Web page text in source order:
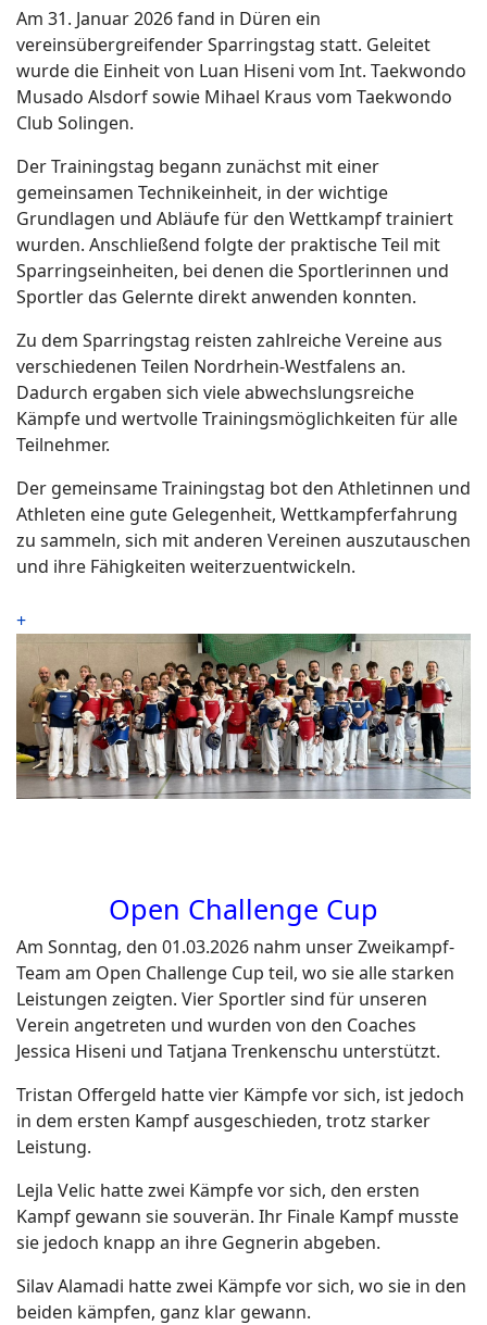
Am 31. Januar 2026 fand in Düren ein
vereinsübergreifender Sparringstag statt. Geleitet
wurde die Einheit von Luan Hiseni vom Int. Taekwondo
Musado Alsdorf sowie Mihael Kraus vom Taekwondo
Club Solingen.
Der Trainingstag begann zunächst mit einer
gemeinsamen Technikeinheit, in der wichtige
Grundlagen und Abläufe für den Wettkampf trainiert
wurden. Anschließend folgte der praktische Teil mit
Sparringseinheiten, bei denen die Sportlerinnen und
Sportler das Gelernte direkt anwenden konnten.
Zu dem Sparringstag reisten zahlreiche Vereine aus
verschiedenen Teilen Nordrhein-Westfalens an.
Dadurch ergaben sich viele abwechslungsreiche
Kämpfe und wertvolle Trainingsmöglichkeiten für alle
Teilnehmer.
Der gemeinsame Trainingstag bot den Athletinnen und
Athleten eine gute Gelegenheit, Wettkampferfahrung
zu sammeln, sich mit anderen Vereinen auszutauschen
und ihre Fähigkeiten weiterzuentwickeln.
+
Open Challenge Cup
Am Sonntag, den 01.03.2026 nahm unser Zweikampf-
Team am Open Challenge Cup teil, wo sie alle starken
Leistungen zeigten. Vier Sportler sind für unseren
Verein angetreten und wurden von den Coaches
Jessica Hiseni und Tatjana Trenkenschu unterstützt.
Tristan Offergeld hatte vier Kämpfe vor sich, ist jedoch
in dem ersten Kampf ausgeschieden, trotz starker
Leistung.
Lejla Velic hatte zwei Kämpfe vor sich, den ersten
Kampf gewann sie souverän. Ihr Finale Kampf musste
sie jedoch knapp an ihre Gegnerin abgeben.
Silav Alamadi hatte zwei Kämpfe vor sich, wo sie in den
beiden kämpfen, ganz klar gewann.